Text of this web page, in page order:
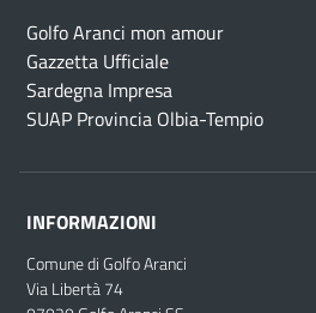
Golfo Aranci mon amour
Gazzetta Ufficiale
Sardegna Impresa
SUAP Provincia Olbia-Tempio
INFORMAZIONI
Comune di Golfo Aranci
Via Libertà 74